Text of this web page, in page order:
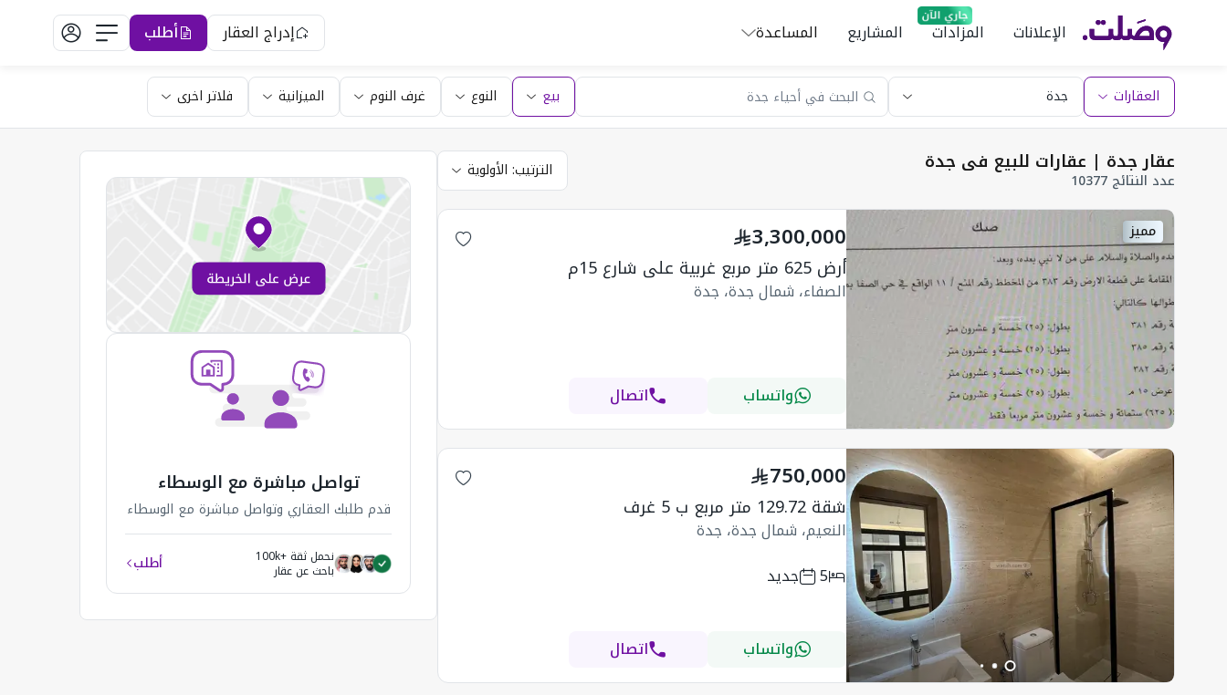
الإعلانات المزادات المشاريع المساعدة إدراج العقار أطلب
العقارات بيع النوع غرف النوم الميزانية فلاتر اخرى
عقار جدة | عقارات للبيع في جدة
عدد النتائج 10377 الترتيب: الأولوية
مميز 3,300,000
أرض 625 متر مربع غربية على شارع 15م
الصفاء، شمال جدة، جدة
واتساب اتصال
750,000
شقة 129.72 متر مربع ب 5 غرف
النعيم، شمال جدة، جدة
5
جديد
واتساب اتصال
تواصل مباشرة مع الوسطاء
قدم طلبك العقاري وتواصل مباشرة مع الوسطاء
نحمل ثقة +100k
باحث عن عقار أطلب